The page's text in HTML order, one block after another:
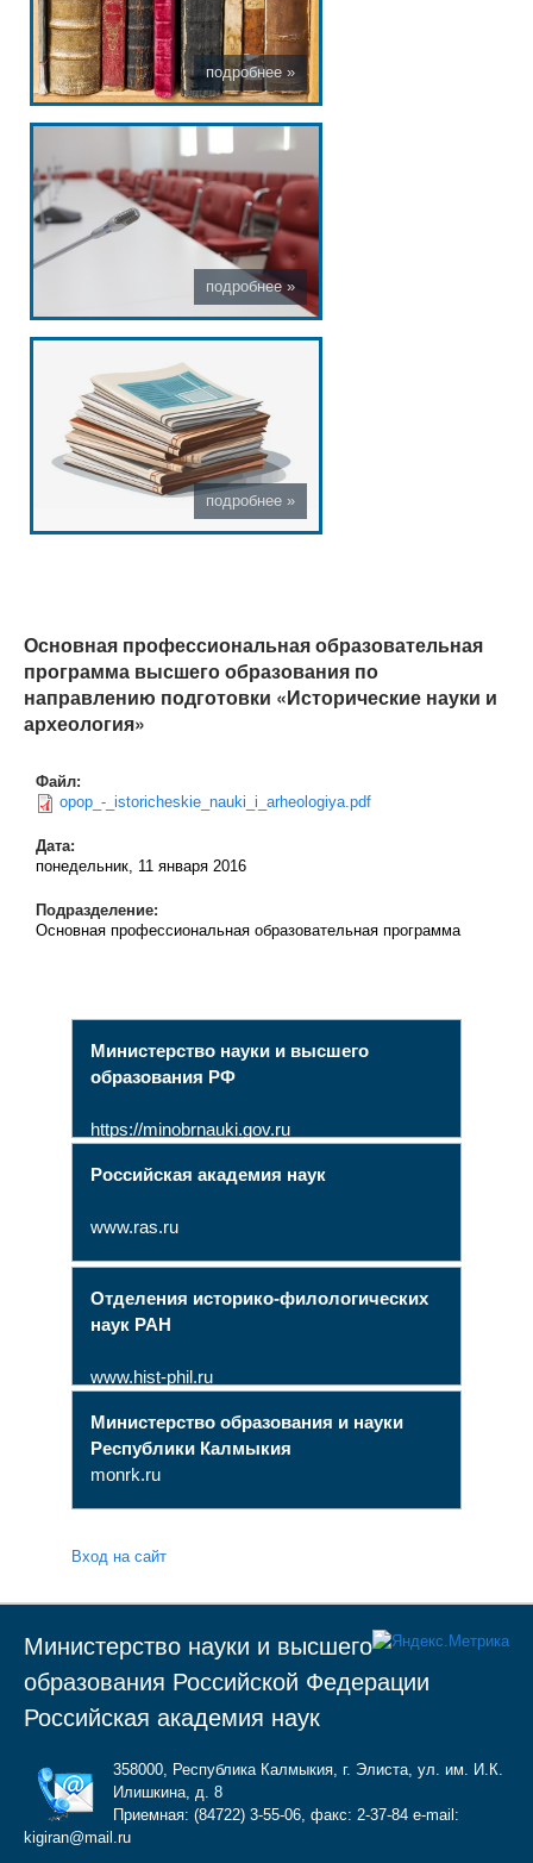
Основная профессиональная образовательная
программа высшего образования по
направлению подготовки «Исторические науки и
археология»
Файл:
opop_-_istoricheskie_nauki_i_arheologiya.pdf
Дата:
понедельник, 11 января 2016
Подразделение:
Основная профессиональная образовательная программа
Министерство науки и высшего
образования РФ
https://minobrnauki.gov.ru
Российская академия наук
www.ras.ru
Отделения историко-филологических
наук РАН
www.hist-phil.ru
Министерство образования и науки
Республики Калмыкия
monrk.ru
Вход на сайт
Министерство науки и высшего
образования Российской Федерации
Российская академия наук
358000, Республика Калмыкия, г. Элиста, ул. им. И.К.
Илишкина, д. 8
Приемная: (84722) 3-55-06, факс: 2-37-84 e-mail:
kigiran@mail.ru